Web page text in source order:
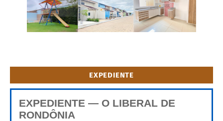
EXPEDIENTE
EXPEDIENTE — O LIBERAL DE
RONDÔNIA